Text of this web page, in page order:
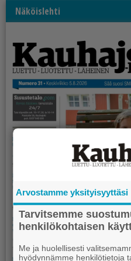
Näköislehti
Arvostamme yksityisyyttäsi
Tarvitsemme
henkilökohtaisen
Me ja huolellisesti
hyödynnämme henkilötietoja